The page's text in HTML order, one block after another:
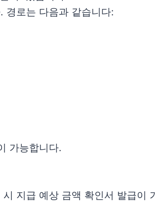
경로는 다음과 같습니다:
가능합니다.
지급 예상 금액 확인서 발급이